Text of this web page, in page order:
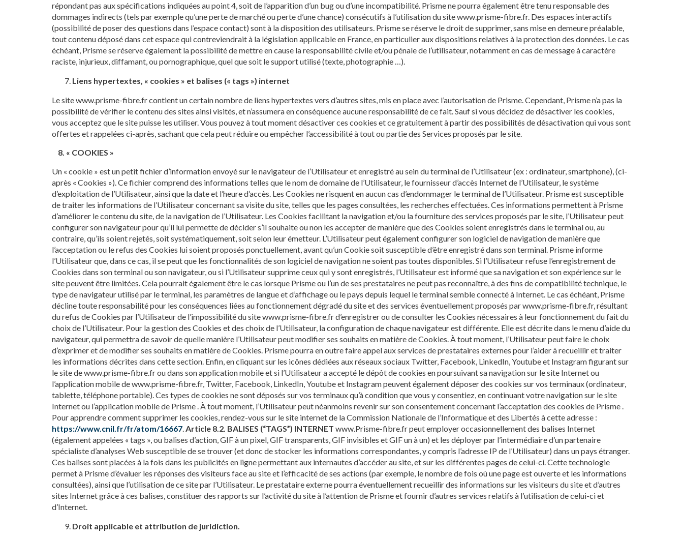
répondant pas aux spécifications indiquées au point 4, soit de l’apparition d’un bug ou d’une incompatibilité. Prisme ne pourra également être tenu responsable des
dommages indirects (tels par exemple qu’une perte de marché ou perte d’une chance) consécutifs à l’utilisation du site www.prisme-fibre.fr. Des espaces interactifs
(possibilité de poser des questions dans l’espace contact) sont à la disposition des utilisateurs. Prisme se réserve le droit de supprimer, sans mise en demeure préalable,
tout contenu déposé dans cet espace qui contreviendrait à la législation applicable en France, en particulier aux dispositions relatives à la protection des données. Le cas
échéant, Prisme se réserve également la possibilité de mettre en cause la responsabilité civile et/ou pénale de l’utilisateur, notamment en cas de message à caractère
raciste, injurieux, diffamant, ou pornographique, quel que soit le support utilisé (texte, photographie …).
Liens hypertextes, « cookies » et balises (« tags ») internet
Le site www.prisme-fibre.fr contient un certain nombre de liens hypertextes vers d’autres sites, mis en place avec l’autorisation de Prisme. Cependant, Prisme n’a pas la
possibilité de vérifier le contenu des sites ainsi visités, et n’assumera en conséquence aucune responsabilité de ce fait. Sauf si vous décidez de désactiver les cookies,
vous acceptez que le site puisse les utiliser. Vous pouvez à tout moment désactiver ces cookies et ce gratuitement à partir des possibilités de désactivation qui vous sont
offertes et rappelées ci-après, sachant que cela peut réduire ou empêcher l’accessibilité à tout ou partie des Services proposés par le site.
8. « COOKIES »
Un « cookie » est un petit fichier d’information envoyé sur le navigateur de l’Utilisateur et enregistré au sein du terminal de l’Utilisateur (ex : ordinateur, smartphone), (ci-
après « Cookies »). Ce fichier comprend des informations telles que le nom de domaine de l’Utilisateur, le fournisseur d’accès Internet de l’Utilisateur, le système
d’exploitation de l’Utilisateur, ainsi que la date et l’heure d’accès. Les Cookies ne risquent en aucun cas d’endommager le terminal de l’Utilisateur. Prisme est susceptible
de traiter les informations de l’Utilisateur concernant sa visite du site, telles que les pages consultées, les recherches effectuées. Ces informations permettent à Prisme
d’améliorer le contenu du site, de la navigation de l’Utilisateur. Les Cookies facilitant la navigation et/ou la fourniture des services proposés par le site, l’Utilisateur peut
configurer son navigateur pour qu’il lui permette de décider s’il souhaite ou non les accepter de manière que des Cookies soient enregistrés dans le terminal ou, au
contraire, qu’ils soient rejetés, soit systématiquement, soit selon leur émetteur. L’Utilisateur peut également configurer son logiciel de navigation de manière que
l’acceptation ou le refus des Cookies lui soient proposés ponctuellement, avant qu’un Cookie soit susceptible d’être enregistré dans son terminal. Prisme informe
l’Utilisateur que, dans ce cas, il se peut que les fonctionnalités de son logiciel de navigation ne soient pas toutes disponibles. Si l’Utilisateur refuse l’enregistrement de
Cookies dans son terminal ou son navigateur, ou si l’Utilisateur supprime ceux qui y sont enregistrés, l’Utilisateur est informé que sa navigation et son expérience sur le
site peuvent être limitées. Cela pourrait également être le cas lorsque Prisme ou l’un de ses prestataires ne peut pas reconnaître, à des fins de compatibilité technique, le
type de navigateur utilisé par le terminal, les paramètres de langue et d’affichage ou le pays depuis lequel le terminal semble connecté à Internet. Le cas échéant, Prisme
décline toute responsabilité pour les conséquences liées au fonctionnement dégradé du site et des services éventuellement proposés par www.prisme-fibre.fr, résultant
du refus de Cookies par l’Utilisateur de l’impossibilité du site www.prisme-fibre.fr d’enregistrer ou de consulter les Cookies nécessaires à leur fonctionnement du fait du
choix de l’Utilisateur. Pour la gestion des Cookies et des choix de l’Utilisateur, la configuration de chaque navigateur est différente. Elle est décrite dans le menu d’aide du
navigateur, qui permettra de savoir de quelle manière l’Utilisateur peut modifier ses souhaits en matière de Cookies. À tout moment, l’Utilisateur peut faire le choix
d’exprimer et de modifier ses souhaits en matière de Cookies. Prisme pourra en outre faire appel aux services de prestataires externes pour l’aider à recueillir et traiter
les informations décrites dans cette section. Enfin, en cliquant sur les icônes dédiées aux réseaux sociaux Twitter, Facebook, LinkedIn, Youtube et Instagram figurant sur
le site de www.prisme-fibre.fr ou dans son application mobile et si l’Utilisateur a accepté le dépôt de cookies en poursuivant sa navigation sur le site Internet ou
l’application mobile de www.prisme-fibre.fr, Twitter, Facebook, LinkedIn, Youtube et Instagram peuvent également déposer des cookies sur vos terminaux (ordinateur,
tablette, téléphone portable). Ces types de cookies ne sont déposés sur vos terminaux qu’à condition que vous y consentiez, en continuant votre navigation sur le site
Internet ou l’application mobile de Prisme . À tout moment, l’Utilisateur peut néanmoins revenir sur son consentement concernant l’acceptation des cookies de Prisme .
Pour apprendre comment supprimer les cookies, rendez-vous sur le site internet de la Commission Nationale de l’Informatique et des Libertés à cette adresse :
https://www.cnil.fr/fr/atom/16667.Article 8.2. BALISES (“TAGS”) INTERNET www.Prisme-fibre.fr peut employer occasionnellement des balises Internet
(également appelées « tags », ou balises d’action, GIF à un pixel, GIF transparents, GIF invisibles et GIF un à un) et les déployer par l’intermédiaire d’un partenaire
spécialiste d’analyses Web susceptible de se trouver (et donc de stocker les informations correspondantes, y compris l’adresse IP de l’Utilisateur) dans un pays étranger.
Ces balises sont placées à la fois dans les publicités en ligne permettant aux internautes d’accéder au site, et sur les différentes pages de celui-ci. Cette technologie
permet à Prisme d’évaluer les réponses des visiteurs face au site et l’efficacité de ses actions (par exemple, le nombre de fois où une page est ouverte et les informations
consultées), ainsi que l’utilisation de ce site par l’Utilisateur. Le prestataire externe pourra éventuellement recueillir des informations sur les visiteurs du site et d’autres
sites Internet grâce à ces balises, constituer des rapports sur l’activité du site à l’attention de Prisme et fournir d’autres services relatifs à l’utilisation de celui-ci et
d’Internet.
Droit applicable et attribution de juridiction.